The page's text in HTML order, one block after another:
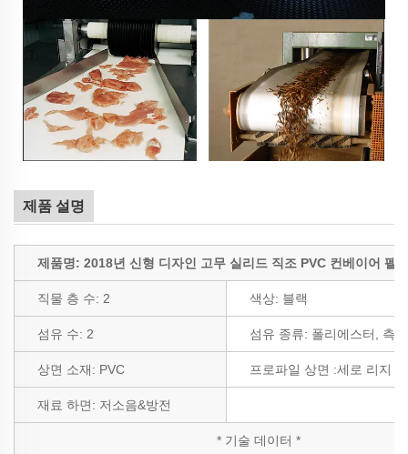
제품 설명
제품명: 2018년 신형 디자인 고무 실리드 직조 PVC 컨베이어 펠
직물 층 수: 2 색상: 블랙
섬유 수: 2 섬유 종류: 폴리에스터, 측
상면 소재: PVC 프로파일 상면 :세로 리지
재료 하면: 저소음&방전
* 기술 데이터 *